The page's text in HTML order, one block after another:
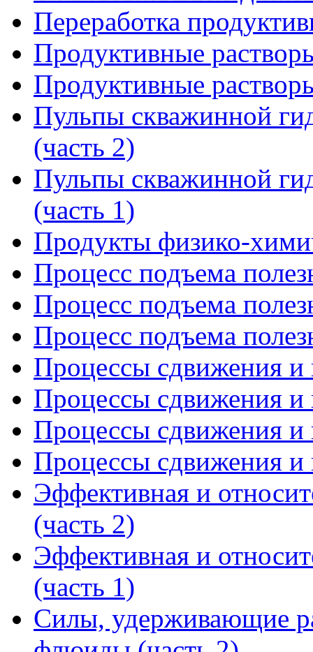
Переработка
Продуктивные
Продуктивные
Пульпы скважинной
(часть 2)
Пульпы скважинной
(часть 1)
Продукты физико-
Процесс подъема
Процесс подъема
Процесс подъема
Процессы сдвижения и
Процессы сдвижения и
Процессы сдвижения и
Процессы сдвижения и
Эффективная и
(часть 2)
Эффективная и
(часть 1)
Силы, удерживающие